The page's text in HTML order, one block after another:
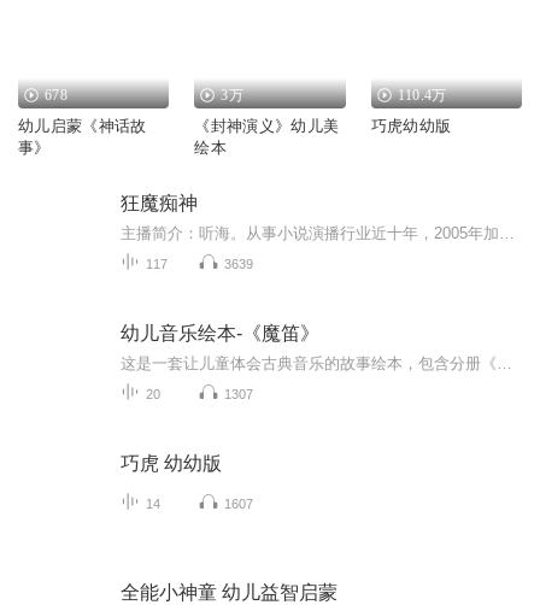
678
幼儿启蒙《神话故
事》
3万
《封神演义》幼儿美
绘本
110.4万
巧虎幼幼版
狂魔痴神
117 3639
幼儿音乐绘本-《魔笛》
20 1307
巧虎 幼幼版
14 1607
全能小神童 幼儿益智启蒙